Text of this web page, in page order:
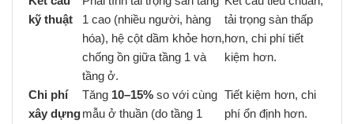
kỹ thuật
1 cao (nhiều người, hàng
hóa), hệ cột dầm khỏe hơn,
chống ồn giữa tầng 1 và
tầng ở.
tải trọng sàn thấp
hơn, chi phí tiết
kiệm hơn.
Chi phí
xây dựng
Tăng 10–15% so với cùng
mẫu ở thuần (do tầng 1
Tiết kiệm hơn, chi
phí ổn định hơn.